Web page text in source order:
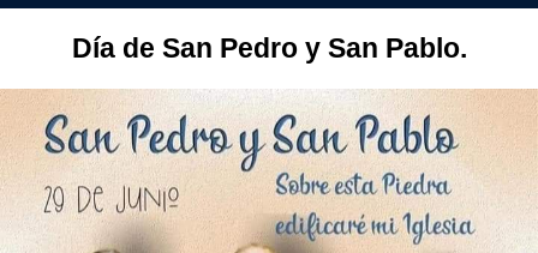
Día de San Pedro y San Pablo.